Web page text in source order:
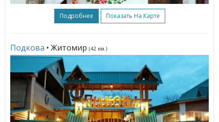
Подробнее Показать На Карте
Подкова • Житомир (42 км.)